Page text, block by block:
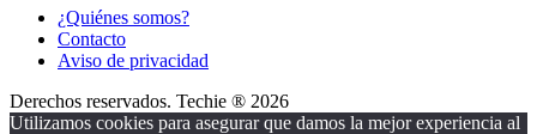
¿Quiénes somos?
Contacto
Aviso de privacidad
Derechos reservados. Techie ® 2026
Utilizamos cookies para asegurar que damos la mejor experiencia al